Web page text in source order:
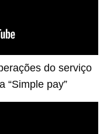
do serviço
“Simple pay”